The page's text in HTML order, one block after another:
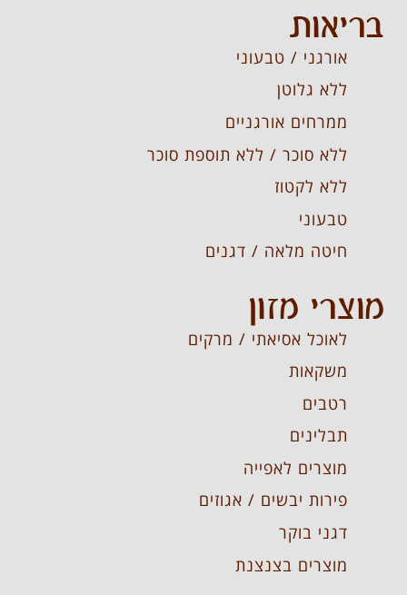
בריאות
אורגני / טבעוני
ללא גלוטן
ממרחים אורגניים
ללא סוכר / ללא תוספת סוכר
ללא לקטוז
טבעוני
חיטה מלאה / דגנים
מוצרי מזון
לאוכל אסיאתי / מרקים
משקאות
רטבים
תבלינים
מוצרים לאפייה
פירות יבשים / אגוזים
דגני בוקר
מוצרים בצנצנת